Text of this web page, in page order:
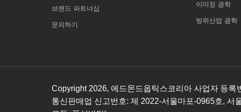
브랜드 파트너십
문의하기
이미징 광학
방위산업 광학
Copyright 2026, 에드몬드옵틱스코리아 사업자 등록
통신판매업 신고번호: 제 2022-서울마포-0965호, 서